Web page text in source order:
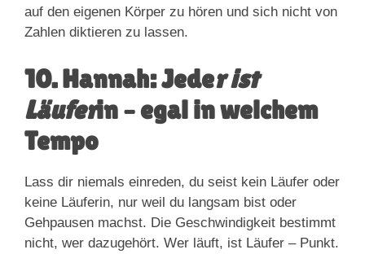
auf den eigenen Körper zu hören und sich nicht von
Zahlen diktieren zu lassen.
10. Hannah: Jeder ist
Läuferin – egal in welchem
Tempo
Lass dir niemals einreden, du seist kein Läufer oder
keine Läuferin, nur weil du langsam bist oder
Gehpausen machst. Die Geschwindigkeit bestimmt
nicht, wer dazugehört. Wer läuft, ist Läufer – Punkt.